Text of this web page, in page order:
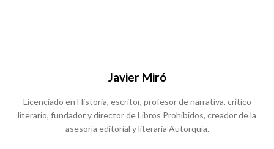
Javier Miró
Licenciado en Historia, escritor, profesor de narrativa, crítico
literario, fundador y director de Libros Prohibidos, creador de la
asesoría editorial y literaria Autorquía.